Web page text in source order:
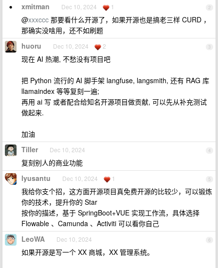
2
xmitman Dec 10, 2024 1
@xxxccc 那要看什么开源了，如果开源也是搞老三样 CURD ，
那确实没啥用，还不如刷题
3
huoru Dec 10, 2024 2
现在 AI 热潮, 不愁没有项目吧
把 Python 流行的 AI 脚手架 langfuse, langsmith, 还有 RAG 库
llamaindex 等等复刻一遍;
再用 ai 写 或者配合给知名开源项目做贡献, 可以先从补充测试
做起来.
加油
4
Tiller Dec 10, 2024
复刻别人的商业功能
5
lyusantu Dec 10, 2024 1
我给你支个招，这方面开源项目真免费开源的比较少，可以锻炼
你的技术，提升你的 Star
按你的描述，基于 SpringBoot+VUE 实现工作流，具体选择
Flowable 、Camunda 、Activiti 可以看你自己
6
LeoWA Dec 10, 2024
如果开源是写一个 XX 商城，XX 管理系统。